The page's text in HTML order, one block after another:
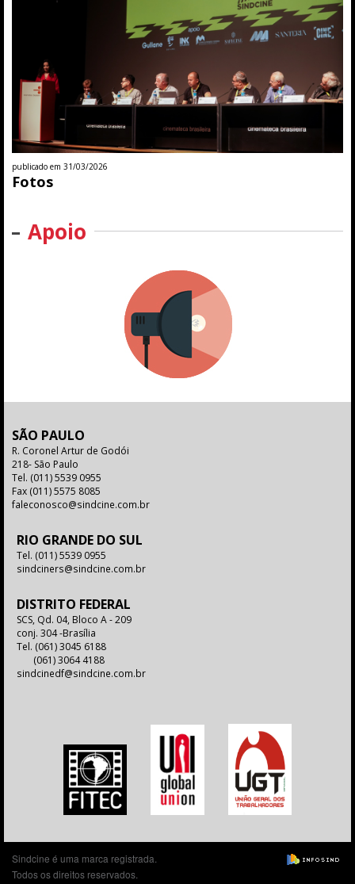
publicado em 31/03/2026
Fotos
Apoio
SÃO PAULO
R. Coronel Artur de Godói
218- São Paulo
Tel. (011) 5539 0955
Fax (011) 5575 8085
faleconosco@sindcine.com.br
RIO GRANDE DO SUL
Tel. (011) 5539 0955
sindciners@sindcine.com.br
DISTRITO FEDERAL
SCS, Qd. 04, Bloco A - 209
conj. 304 -Brasília
Tel. (061) 3045 6188
(061) 3064 4188
sindcinedf@sindcine.com.br
Sindcine é uma marca registrada.
Todos os direitos reservados.